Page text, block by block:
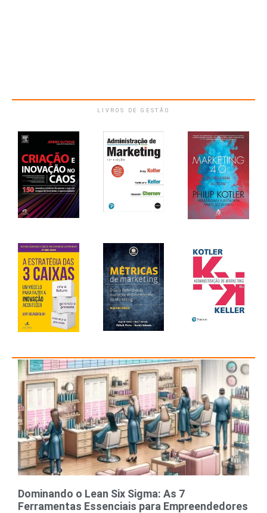
LIVROS DE GESTÃO
Dominando o Lean Six Sigma: As 7
Ferramentas Essenciais para Empreendedores